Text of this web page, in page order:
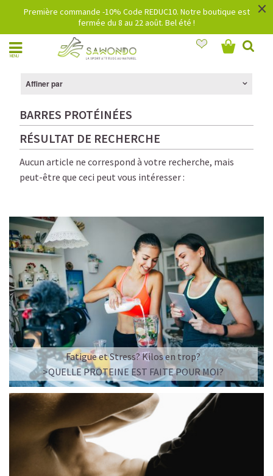
Première commande -10% Code REDUC10. Notre boutique est
fermée du 8 au 22 août. Bel été !
×
MENU
Affiner par
BARRES PROTÉINÉES
RÉSULTAT DE RECHERCHE
Aucun article ne correspond à votre recherche, mais
peut-être que ceci peut vous intéresser :
Fatigue et Stress? Kilos en trop?
>QUELLE PROTEINE EST FAITE POUR MOI?